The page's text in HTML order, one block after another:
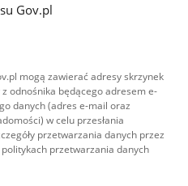
Gov.pl
mogą zawierać adresy skrzynek
odnośnika będącego adresem e-
danych (adres e-mail oraz
w celu przesłania
przetwarzania danych przez
przetwarzania danych